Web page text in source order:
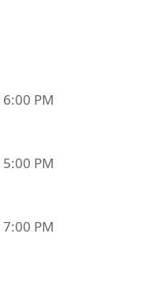
6:00 PM
5:00 PM
7:00 PM